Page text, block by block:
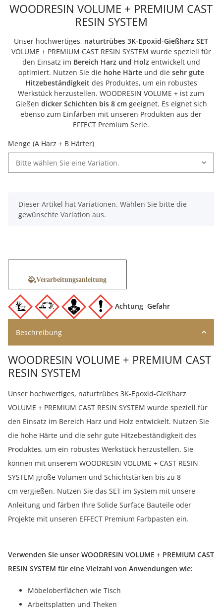
WOODRESIN VOLUME + PREMIUM CAST
RESIN SYSTEM
Unser hochwertiges, naturtrübes 3K-Epoxid-Gießharz SET
VOLUME + PREMIUM CAST RESIN SYSTEM wurde speziell für
den Einsatz im Bereich Harz und Holz entwickelt und
optimiert. Nutzen Sie die hohe Härte und die sehr gute
Hitzebeständigkeit des Produktes, um ein robustes
Werkstück herzustellen. WOODRESIN VOLUME + ist zum
Gießen dicker Schichten bis 8 cmgeeignet. Es eignet sich
ebenso zum Einfärben mit unseren Produkten aus der
EFFECT Premium Serie.
Menge (A Harz + B Härter)
Bitte wählen Sie eine Variation.
x
Dieser Artikel hat Variationen. Wählen Sie bitte die
gewünschte Variation aus.
Verarbeitungsanleitung
Achtung Gefahr
Beschreibung
WOODRESIN VOLUME + PREMIUM CAST
RESIN SYSTEM
Unser hochwertiges, naturtrübes 3K-Epoxid-Gießharz
VOLUME + PREMIUM CAST RESIN SYSTEM wurde speziell für
den Einsatz im Bereich Harz und Holz entwickelt. Nutzen Sie
die hohe Härte und die sehr gute Hitzebeständigkeit des
Produktes, um ein robustes Werkstück herzustellen. Sie
können mit unserem WOODRESIN VOLUME + CAST RESIN
SYSTEM große Volumen und Schichtstärken bis zu 8
cm vergießen. Nutzen Sie das SET im System mit unsere
Anleitung und färben Ihre Solide Surface Bauteile oder
Projekte mit unseren EFFECT Premium Farbpasten ein.
Verwenden Sie unser WOODRESIN VOLUME + PREMIUM CAST
RESIN SYSTEM für eine Vielzahl von Anwendungen wie:
Möbeloberflächen wie Tisch
Arbeitsplatten und Theken